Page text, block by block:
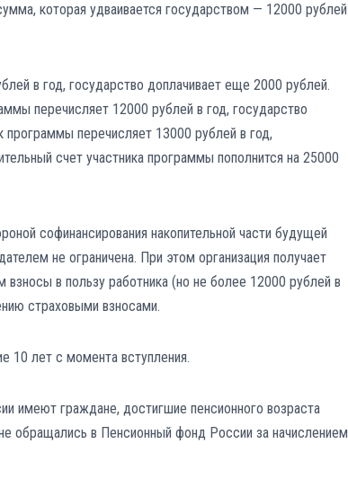
которая удваивается государством — 12000 рублей
в год, государство доплачивает еще 2000 рублей.
перечисляет 12000 рублей в год, государство
программы перечисляет 13000 рублей в год,
счет участника программы пополнится на 25000
софинансирования накопительной части будущей
не ограничена. При этом организация получает
взносы в пользу работника (но не более 12000 рублей в
страховыми взносами.
10 лет с момента вступления.
имеют граждане, достигшие пенсионного возраста
обращались в Пенсионный фонд России за начислением